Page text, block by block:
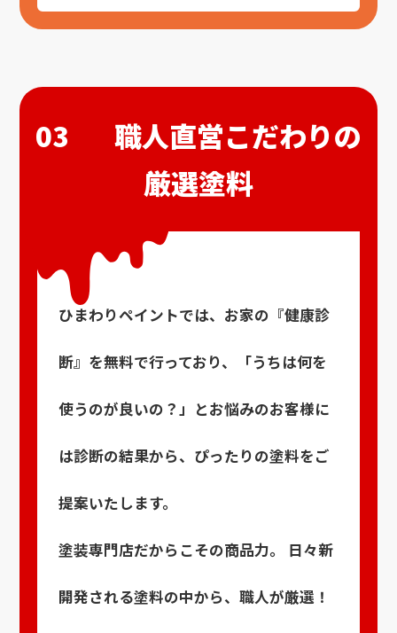
03
職人直営こだわりの
厳選塗料
ひまわりペイントでは、お家の『健康診
断』を無料で行っており、「うちは何を
使うのが良いの？」とお悩みのお客様に
は診断の結果から、ぴったりの塗料をご
提案いたします。
塗装専門店だからこその商品力。 日々新
開発される塗料の中から、職人が厳選！